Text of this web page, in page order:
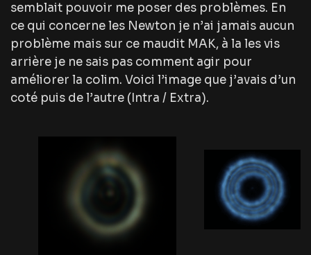
semblait pouvoir me poser des problèmes. En
ce qui concerne les Newton je n’ai jamais aucun
problème mais sur ce maudit MAK, à la les vis
arrière je ne sais pas comment agir pour
améliorer la colim. Voici l’image que j’avais d’un
coté puis de l’autre (Intra / Extra).